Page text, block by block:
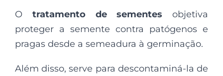
O tratamento de sementes objetiva
proteger a semente contra patógenos e
pragas desde a semeadura à germinação.
Além disso, serve para descontaminá-la de